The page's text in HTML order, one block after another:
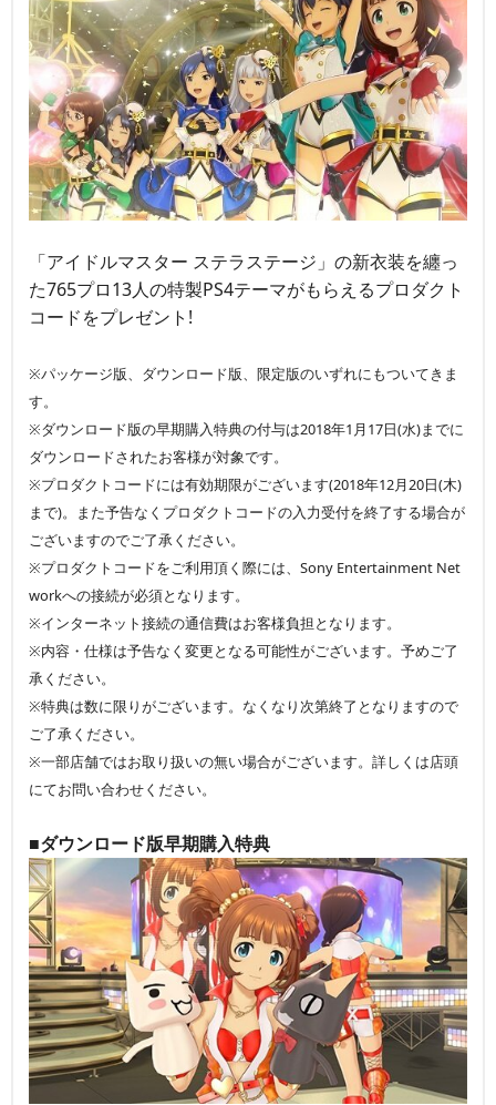
「アイドルマスター ステラステージ」の新衣装を纏っ
た765プロ13人の特製PS4テーマがもらえるプロダクト
コードをプレゼント!
※パッケージ版、ダウンロード版、限定版のいずれにもついてきま
す。
※ダウンロード版の早期購入特典の付与は2018年1月17日(水)までに
ダウンロードされたお客様が対象です。
※プロダクトコードには有効期限がございます(2018年12月20日(木)
まで)。また予告なくプロダクトコードの入力受付を終了する場合が
ございますのでご了承ください。
※プロダクトコードをご利用頂く際には、Sony Entertainment Net
workへの接続が必須となります。
※インターネット接続の通信費はお客様負担となります。
※内容・仕様は予告なく変更となる可能性がございます。予めご了
承ください。
※特典は数に限りがございます。なくなり次第終了となりますので
ご了承ください。
※一部店舗ではお取り扱いの無い場合がございます。詳しくは店頭
にてお問い合わせください。
■ダウンロード版早期購入特典